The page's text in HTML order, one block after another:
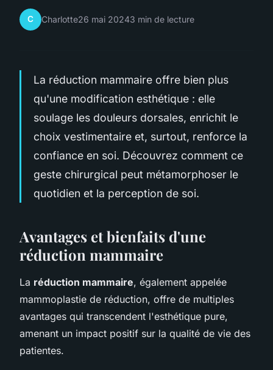
C Charlotte26 mai 20243 min de lecture
La réduction mammaire offre bien plus
qu'une modification esthétique : elle
soulage les douleurs dorsales, enrichit le
choix vestimentaire et, surtout, renforce la
confiance en soi. Découvrez comment ce
geste chirurgical peut métamorphoser le
quotidien et la perception de soi.
Avantages et bienfaits d'une
réduction mammaire
La réduction mammaire, également appelée
mammoplastie de réduction, offre de multiples
avantages qui transcendent l'esthétique pure,
amenant un impact positif sur la qualité de vie des
patientes.